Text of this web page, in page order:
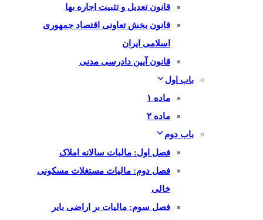
قانون تعدیل و تثبیت اجاره بها
قانون بخش تعاونی اقتصاد جمهوری
اسلامی ایران
قانون آیین دادرسی مدنی
باب اول
ماده ۱
ماده ۲
باب دوم
فصل اول: مالیات سالانه املاک
فصل دوم: مالیات مستغلات مسکونی
خالی
فصل سوم: مالیات بر اراضی بایر